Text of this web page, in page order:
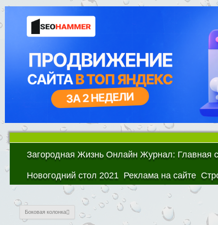
Загородная Жизнь Онлайн Журнал: Главная
Новогодний стол 2021 Реклама на сайте
Боковая колонка